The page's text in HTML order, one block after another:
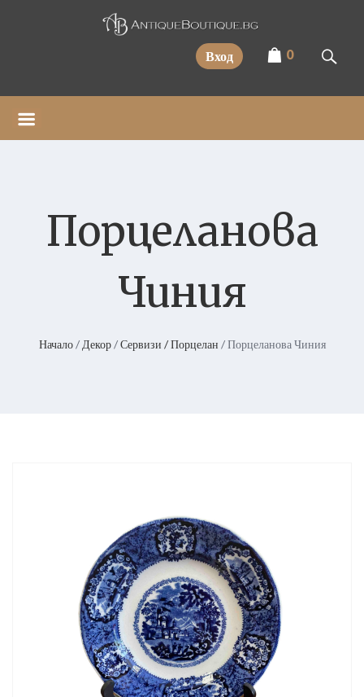
Вход 0
Порцеланова
Чиния
Начало/ Декор/Сервизи / Порцелан / Порцеланова Чиния